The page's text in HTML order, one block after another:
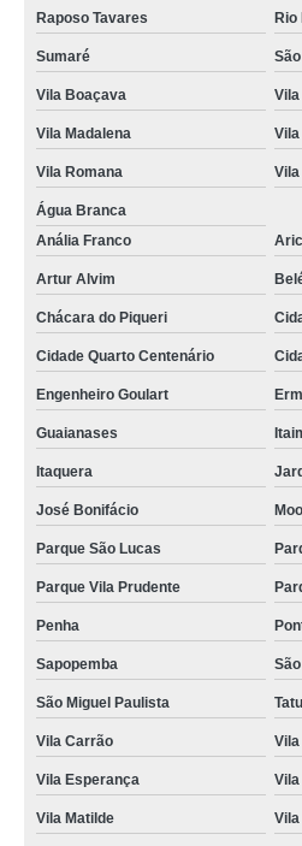
Raposo Tavares Rio
Sumaré
Vila Boaçava
Vila Madalena
Vila Romana Vila
Água Branca
Anália Franco
Artur Alvim
Chácara do Piqueri
Cidade Quarto Centenário
Engenheiro Goulart
Guaianases
Itaquera
José Bonifácio
Parque São Lucas
Parque Vila Prudente
Penha
Sapopemba
São Miguel Paulista
Vila Carrão
Vila Esperança
Vila Matilde